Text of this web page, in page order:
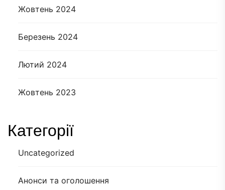
Жовтень 2024
Березень 2024
Лютий 2024
Жовтень 2023
Категорії
Uncategorized
Анонси та оголошення